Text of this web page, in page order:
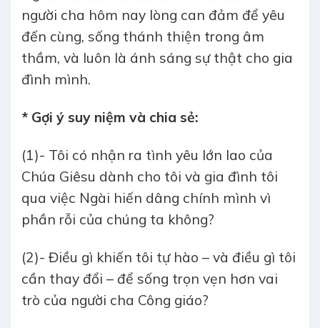
người cha hôm nay lòng can đảm để yêu
đến cùng, sống thánh thiện trong âm
thầm, và luôn là ánh sáng sự thật cho gia
đình mình.
* Gợi ý suy niệm và chia sẻ:
(1)- Tôi có nhận ra tình yêu lớn lao của
Chúa Giêsu dành cho tôi và gia đình tôi
qua việc Ngài hiến dâng chính mình vì
phần rỗi của chúng ta không?
(2)- Điều gì khiến tôi tự hào – và điều gì tôi
cần thay đổi – để sống trọn vẹn hơn vai
trò của người cha Công giáo?